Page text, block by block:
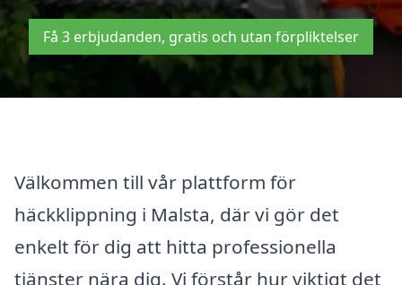
Få 3 erbjudanden, gratis och utan förpliktelser
Välkommen till vår plattform för
häckklippning i Malsta, där vi gör det
enkelt för dig att hitta professionella
tjänster nära dig. Vi förstår hur viktigt det